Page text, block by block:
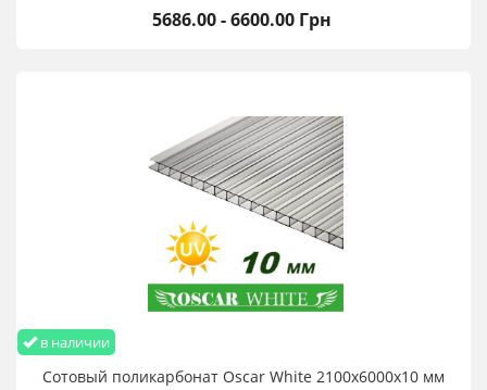
5686.00 - 6600.00 Грн
в наличии
Сотовый поликарбонат Oscar White 2100х6000х10 мм